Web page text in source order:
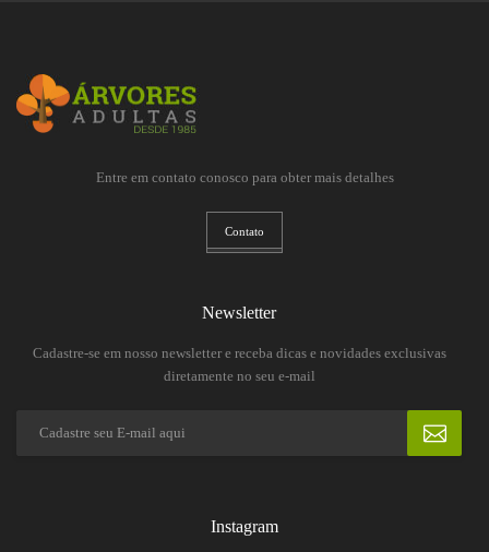
Entre em contato conosco para obter mais detalhes
Contato
Newsletter
Cadastre-se em nosso newsletter e receba dicas e novidades exclusivas
diretamente no seu e-mail
Instagram